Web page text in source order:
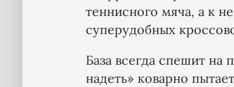
теннисного мяча, а к
суперудобных
База всегда спешит
надеть» коварно